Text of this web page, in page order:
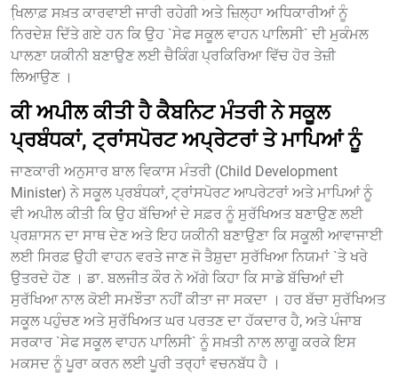
ਖਿ਼ਲਾਫ਼ ਸਖ਼ਤ ਕਾਰਵਾਈ ਜਾਰੀ ਰਹੇਗੀ ਅਤੇ ਜ਼ਿਲ੍ਹਾ ਅਧਿਕਾਰੀਆਂ ਨੂੰ
ਨਿਰਦੇਸ਼ ਦਿੱਤੇ ਗਏ ਹਨ ਕਿ ਉਹ `ਸੇਫ ਸਕੂਲ ਵਾਹਨ ਪਾਲਿਸੀ` ਦੀ ਮੁਕੰਮਲ
ਪਾਲਣਾ ਯਕੀਨੀ ਬਣਾਉਣ ਲਈ ਚੈਕਿੰਗ ਪ੍ਰਕਿਰਿਆ ਵਿੱਚ ਹੋਰ ਤੇਜ਼ੀ
ਲਿਆਉਣ ।
ਕੀ ਅਪੀਲ ਕੀਤੀ ਹੈ ਕੈਬਨਿਟ ਮੰਤਰੀ ਨੇ ਸਕੂਲ
ਪ੍ਰਬੰਧਕਾਂ, ਟ੍ਰਾਂਸਪੋਰਟ ਅਪ੍ਰੇਟਰਾਂ ਤੇ ਮਾਪਿਆਂ ਨੂੰ
ਜਾਣਕਾਰੀ ਅਨੁਸਾਰ ਬਾਲ ਵਿਕਾਸ ਮੰਤਰੀ (Child Development
Minister) ਨੇ ਸਕੂਲ ਪ੍ਰਬੰਧਕਾਂ, ਟ੍ਰਾਂਸਪੋਰਟ ਆਪਰੇਟਰਾਂ ਅਤੇ ਮਾਪਿਆਂ ਨੂੰ
ਵੀ ਅਪੀਲ ਕੀਤੀ ਕਿ ਉਹ ਬੱਚਿਆਂ ਦੇ ਸਫ਼ਰ ਨੂੰ ਸੁਰੱਖਿਅਤ ਬਣਾਉਣ ਲਈ
ਪ੍ਰਸ਼ਾਸਨ ਦਾ ਸਾਥ ਦੇਣ ਅਤੇ ਇਹ ਯਕੀਨੀ ਬਣਾਉਣਾ ਕਿ ਸਕੂਲੀ ਆਵਾਜਾਈ
ਲਈ ਸਿਰਫ਼ ਉਹੀ ਵਾਹਨ ਵਰਤੇ ਜਾਣ ਜੋ ਤੈਸ਼ੁਦਾ ਸੁਰੱਖਿਆ ਨਿਯਮਾਂ `ਤੇ ਖਰੇ
ਉਤਰਦੇ ਹੋਣ । ਡਾ. ਬਲਜੀਤ ਕੌਰ ਨੇ ਅੱਗੇ ਕਿਹਾ ਕਿ ਸਾਡੇ ਬੱਚਿਆਂ ਦੀ
ਸੁਰੱਖਿਆ ਨਾਲ ਕੋਈ ਸਮਝੌਤਾ ਨਹੀਂ ਕੀਤਾ ਜਾ ਸਕਦਾ । ਹਰ ਬੱਚਾ ਸੁਰੱਖਿਅਤ
ਸਕੂਲ ਪਹੁੰਚਣ ਅਤੇ ਸੁਰੱਖਿਅਤ ਘਰ ਪਰਤਣ ਦਾ ਹੱਕਦਾਰ ਹੈ, ਅਤੇ ਪੰਜਾਬ
ਸਰਕਾਰ `ਸੇਫ ਸਕੂਲ ਵਾਹਨ ਪਾਲਿਸੀ` ਨੂੰ ਸਖ਼ਤੀ ਨਾਲ ਲਾਗੂ ਕਰਕੇ ਇਸ
ਮਕਸਦ ਨੂੰ ਪੂਰਾ ਕਰਨ ਲਈ ਪੂਰੀ ਤਰ੍ਹਾਂ ਵਚਨਬੱਧ ਹੈ ।